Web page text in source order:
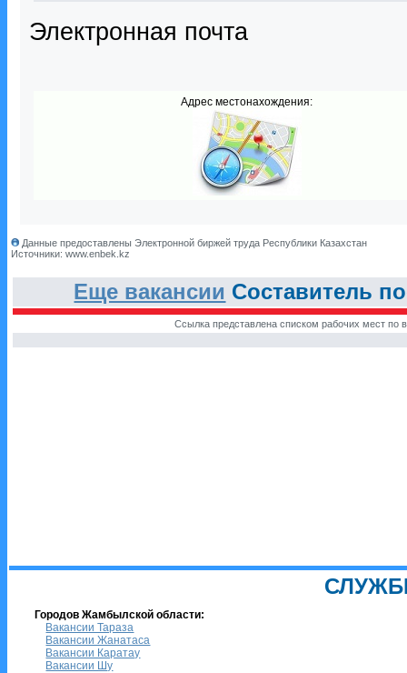
Электронная почта
Адрес местонахождения:
Данные предоставлены Электронной биржей труда Республики Казахстан
Источники: www.enbek.kz
Еще вакансии Составитель
Ссылка представлена списком рабочих мест по
Городов Жамбылской области:
Вакансии Тараза
Вакансии Жанатаса
Вакансии Каратау
Вакансии Шу